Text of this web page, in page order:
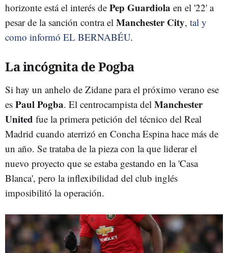
horizonte está el interés de Pep Guardiola en el '22' a
pesar de la sanción contra el Manchester City, tal y
como informó EL BERNABÉU.
La incógnita de Pogba
Si hay un anhelo de Zidane para el próximo verano ese
es Paul Pogba. El centrocampista del Manchester
United fue la primera petición del técnico del Real
Madrid cuando aterrizó en Concha Espina hace más de
un año. Se trataba de la pieza con la que liderar el
nuevo proyecto que se estaba gestando en la 'Casa
Blanca', pero la inflexibilidad del club inglés
imposibilitó la operación.